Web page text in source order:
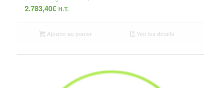
2.783,40€ H.T.
Ajouter au panier Voir les détails